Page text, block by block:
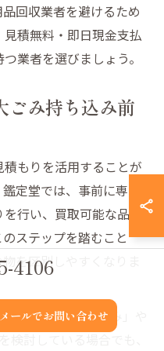
回収業者を避けるため
積無料・即日現金支払
業者を選びましょう。
ごみ持ち込み前
もりを活用することが
定堂では、事前に専門
行い、買取可能な品目
ステップを踏むこと
を区別しやすくなりま
センター 持ち込み」や
検討している場合でも、
4106
メールでお問い合わせ